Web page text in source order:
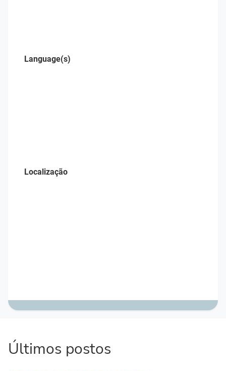
Language(s)
Localização
Últimos postos